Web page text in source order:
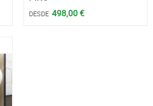
DESDE 498,00 €